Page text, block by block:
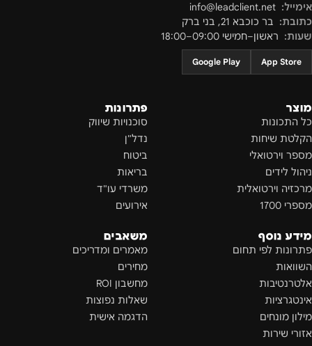
אימייל: info@leadclient.net
כתובת: בר כוכבא 21 , בני ברק
שעות: ראשון–חמישי 09:00–18:00
App Store
Google Play
מוצר
כל התכונות
הקלטת שיחות
מספר וירטואלי
ניהול לידים
מרכזיה וירטואלית
מספרי 1700
פתרונות
סוכנויות שיווק
נדל"ן
ביטוח
בריאות
משרדי עו"ד
אירועים
מידע נוסף
פתרונות לפי תחום
השוואות
אלטרנטיבות
אינטגרציות
מילון מונחים
אזורי שירות
משאבים
מאמרים ומדריכים
מחירים
מחשבון ROI
שאלות נפוצות
הדגמה אישית